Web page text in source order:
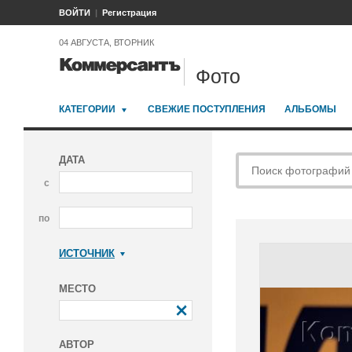
ВОЙТИ Регистрация
04 АВГУСТА, ВТОРНИК
Фото
КАТЕГОРИИ СВЕЖИЕ ПОСТУПЛЕНИЯ АЛЬБОМЫ
ДАТА
с
по
ИСТОЧНИК
МЕСТО
АВТОР